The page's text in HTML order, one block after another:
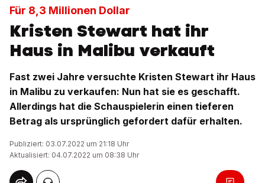
Für 8,3 Millionen Dollar
Kristen Stewart hat ihr
Haus in Malibu verkauft
Fast zwei Jahre versuchte Kristen Stewart ihr Haus
in Malibu zu verkaufen: Nun hat sie es geschafft.
Allerdings hat die Schauspielerin einen tieferen
Betrag als ursprünglich gefordert dafür erhalten.
Publiziert: 03.07.2022 um 21:18 Uhr
Aktualisiert: 04.07.2022 um 08:38 Uhr